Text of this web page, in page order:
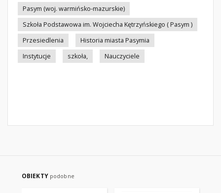
Pasym (woj. warmińsko-mazurskie)
Szkoła Podstawowa im. Wojciecha Kętrzyńskiego ( Pasym )
Przesiedlenia
Historia miasta Pasymia
Instytucje
szkoła, Nauczyciele
OBIEKTY podobne